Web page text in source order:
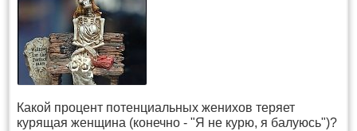
Какой процент потенциальных женихов теряет
курящая женщина (конечно - "Я не курю, я балуюсь")?